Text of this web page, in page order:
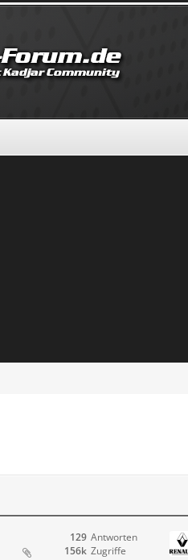
Antworten
129
Zugriffe
156k